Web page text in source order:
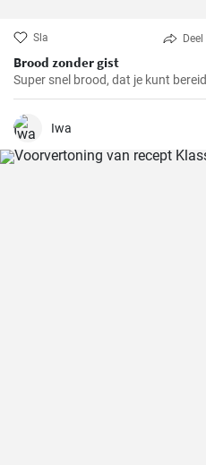
Sla Deel
Brood zonder gist
Super snel brood, dat je kunt
Iwa